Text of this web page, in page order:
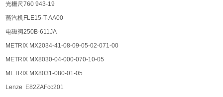
光栅尺760 943-19
蒸汽机FLE15-T-AA00
电磁阀250B-611JA
METRIX MX2034-41-08-09-05-02-071-00
METRIX MX8030-04-000-070-10-05
METRIX MX8031-080-01-05
Lenze E82ZAFcc201